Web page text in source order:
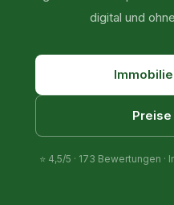
digital und
⭐ 4,5/5 · 173 Bewertungen ·